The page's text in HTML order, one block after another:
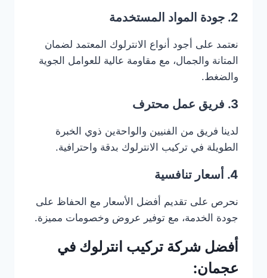
2. جودة المواد المستخدمة
نعتمد على أجود أنواع الانترلوك المعتمد لضمان
المتانة والجمال، مع مقاومة عالية للعوامل الجوية
والضغط.
3. فريق عمل محترف
لدينا فريق من الفنيين والواحةين ذوي الخبرة
الطويلة في تركيب الانترلوك بدقة واحترافية.
4. أسعار تنافسية
نحرص على تقديم أفضل الأسعار مع الحفاظ على
جودة الخدمة، مع توفير عروض وخصومات مميزة.
أفضل شركة تركيب انترلوك في
عجمان: